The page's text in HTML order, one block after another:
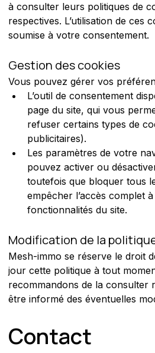
à consulter leurs politiques de
respectives. L’utilisation de ces
soumise à votre consentement.
Gestion des cookies
Vous pouvez gérer vos
L’outil de consentement
page du site, qui vous
refuser certains types de
publicitaires).
Les paramètres de votre
pouvez activer ou
toutefois que bloquer tous
empêcher l’accès complet
fonctionnalités du site.
Modification de la
Mesh-immo se réserve le droit
jour cette politique à tout
recommandons de la consulter
être informé des éventuelles
Contact